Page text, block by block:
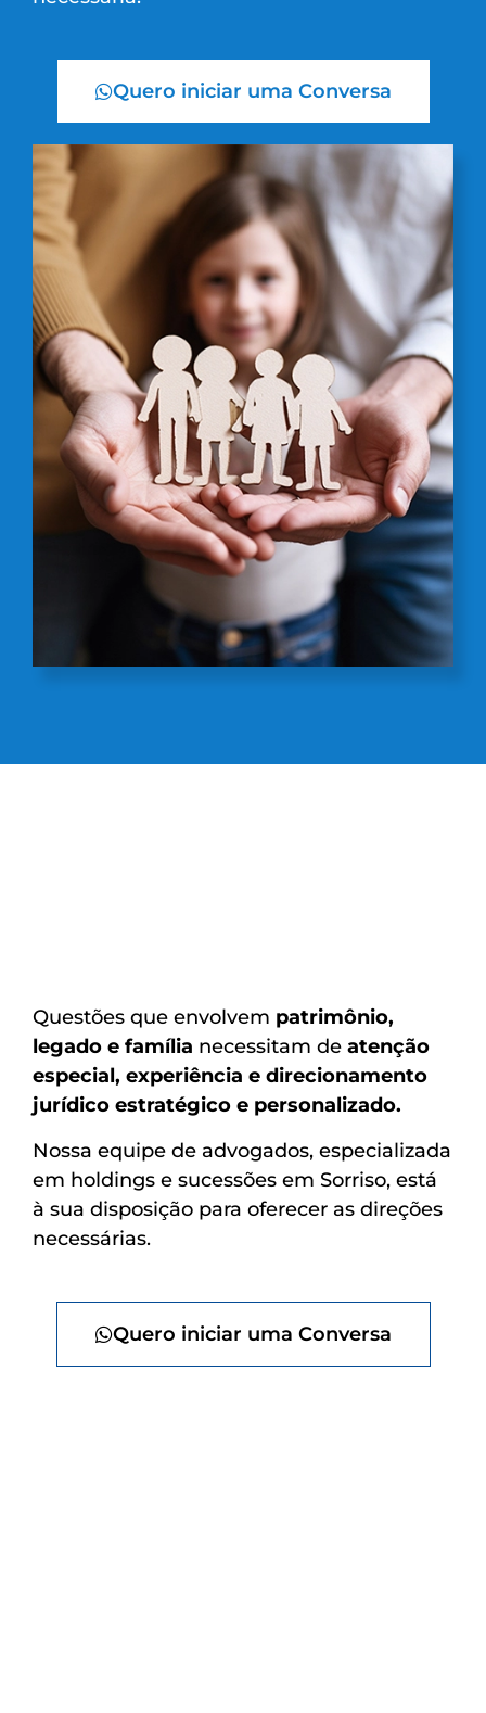
Quero iniciar uma Conversa
Questões que envolvem patrimônio,
legado e família necessitam de atenção
especial, experiência e direcionamento
jurídico estratégico e personalizado.
Nossa equipe de advogados, especializada
em holdings e sucessões em Sorriso, está
à sua disposição para oferecer as direções
necessárias.
Quero iniciar uma Conversa